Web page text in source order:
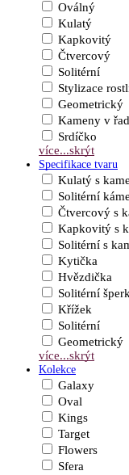
Oválný
Kulatý
Kapkovitý
Čtvercový
Solitérní
Stylizace
Geometrický
Kameny v
Srdíčko
více...skrýt
Specifikace tvaru
Kulatý s
Solitérní
Čtvercový s
Kapkovitý s
Solitérní s
Kytička
Hvězdička
Solitérní šperk
Křížek
Solitérní
Geometrický
více...skrýt
Kolekce
Galaxy
Oval
Kings
Target
Flowers
Sfera